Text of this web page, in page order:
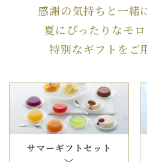
感謝の気持ちと一緒
夏にぴったりなモ
特別なギフトをご